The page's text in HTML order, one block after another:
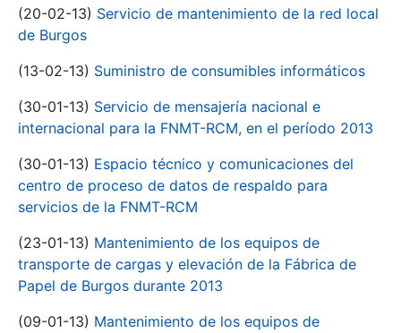
(20-02-13) Servicio de mantenimiento de la red local
de Burgos
(13-02-13) Suministro de consumibles informáticos
(30-01-13) Servicio de mensajería nacional e
internacional para la FNMT-RCM, en el período 2013
(30-01-13) Espacio técnico y comunicaciones del
centro de proceso de datos de respaldo para
servicios de la FNMT-RCM
(23-01-13) Mantenimiento de los equipos de
transporte de cargas y elevación de la Fábrica de
Papel de Burgos durante 2013
(09-01-13) Mantenimiento de los equipos de